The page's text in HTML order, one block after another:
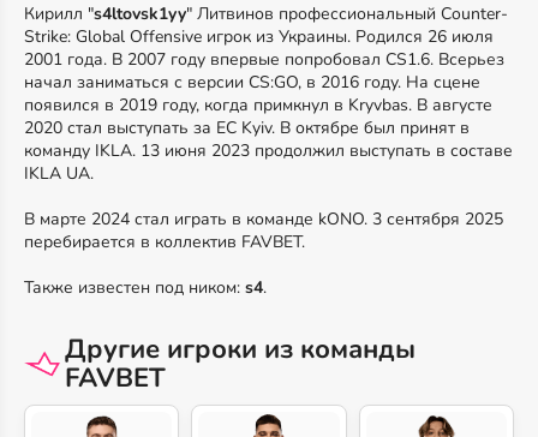
Кирилл "s4ltovsk1yy" Литвинов профессиональный Counter-
Strike: Global Offensive игрок из Украины. Родился 26 июля
2001 года. В 2007 году впервые попробовал CS1.6. Всерьез
начал заниматься с версии CS:GO, в 2016 году. На сцене
появился в 2019 году, когда примкнул в Kryvbas. В августе
2020 стал выступать за EC Kyiv. В октябре был принят в
команду IKLA. 13 июня 2023 продолжил выступать в составе
IKLA UA.
В марте 2024 стал играть в команде kONO. 3 сентября 2025
перебирается в коллектив FAVBET.
Также известен под ником: s4.
Другие игроки из команды
FAVBET